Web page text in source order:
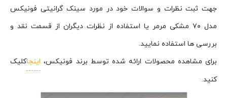
جهت ثبت نظرات و سوالات خود در مورد سینک گرانیتی فونیکس
مدل ۷۰ مشکی مرمر یا استفاده از نظرات دیگران از قسمت نقد و
بررسی ها استفاده نمایید.
برای مشاهده محصولات ارائه شده توسط برند فونیکس، اینجاکلیک
کنید.